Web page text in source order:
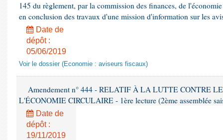
145 du règlement, par la commission des finances, de
en conclusion des travaux d'une mission d'information sur les
Date de
dépôt :
05/06/2019
Voir le dossier (Economie : aviseurs fiscaux)
Amendement n° 444 - RELATIF À LA LUTTE CONTRE
L'ÉCONOMIE CIRCULAIRE - 1ère lecture (2ème assemblée
Date de
dépôt :
19/11/2019